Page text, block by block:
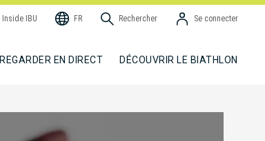
Inside IBU FR Rechercher Se connecter
REGARDER EN DIRECT DÉCOUVRIR LE BIATHLON